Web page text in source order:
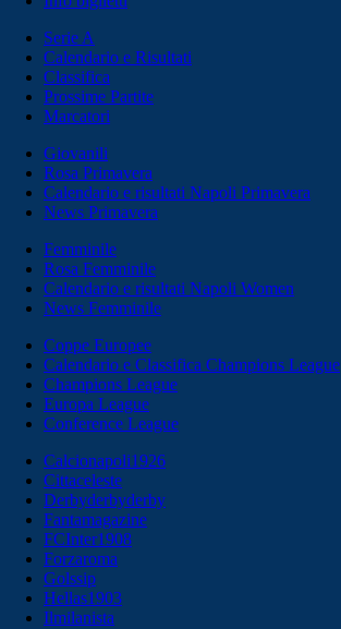
Serie A
Calendario e Risultati
Classifica
Prossime Partite
Marcatori
Giovanili
Rosa Primavera
Calendario e risultati Napoli Primavera
News Primavera
Femminile
Rosa Femminile
Calendario e risultati Napoli Women
News Femminile
Coppe Europee
Calendario e Classifica Champions League
Champions League
Europa League
Conference League
Calcionapoli1926
Cittaceleste
Derbyderbyderby
Fantamagazine
FCInter1908
Forzaroma
Golssip
Hellas1903
Ilmilanista